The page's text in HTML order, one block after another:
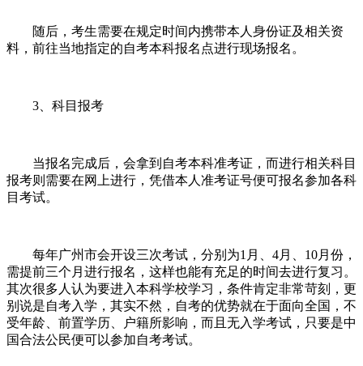
随后，考生需要在规定时间内携带本人身份证及相关资
料，前往当地指定的自考本科报名点进行现场报名。
3、 科目报考
当报名完成后，会拿到自考本科准考证，而进行相关科目
报考则需要在网上进行，凭借本人准考证号便可报名参加各科
目考试。
每年广州市会开设三次考试，分别为1月、4月、10月份，
需提前三个月进行报名，这样也能有充足的时间去进行复习。
其次很多人认为要进入本科学校学习，条件肯定非常苛刻，更
别说是自考入学，其实不然，自考的优势就在于面向全国，不
受年龄、前置学历、户籍所影响，而且无入学考试，只要是中
国合法公民便可以参加自考考试。